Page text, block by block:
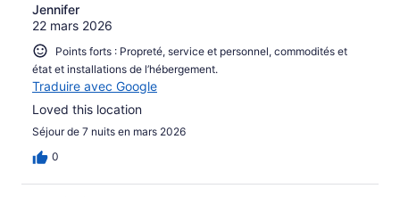
Jennifer
22 mars 2026
Points forts : Propreté, service et personnel, commodités et
état et installations de l’hébergement.
Traduire avec Google
Loved this location
Séjour de 7 nuits en mars 2026
0